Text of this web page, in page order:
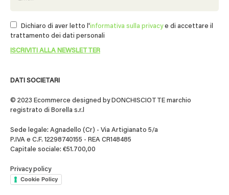
DATI SOCIETARI
© 2023 Ecommerce designed by DONCHISCIOTTE marchio
registrato di Borella s.r.l
Sede legale: Agnadello (Cr) - Via Artigianato 5/a
P.IVA e C.F. 12298740155 - REA CR148485
Capitale sociale: €51.700,00
Privacy policy
Cookie Policy
Dichiaro di aver letto l'informativa sulla privacye di accettare il
trattamento dei dati personali